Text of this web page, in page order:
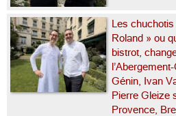
Les
Roland » ou
bistrot,
Génin, Ivan
Pierre Gleize
Provence,